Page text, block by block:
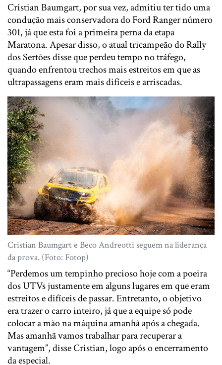
Cristian Baumgart, por sua vez, admitiu ter tido uma
condução mais conservadora do Ford Ranger número
301, já que esta foi a primeira perna da etapa
Maratona. Apesar disso, o atual tricampeão do Rally
dos Sertões disse que perdeu tempo no tráfego,
quando enfrentou trechos mais estreitos em que as
ultrapassagens eram mais difíceis e arriscadas.
Cristian Baumgart e Beco Andreotti seguem na liderança
da prova. (Foto: Fotop)
“Perdemos um tempinho precioso hoje com a poeira
dos UTVs justamente em alguns lugares em que eram
estreitos e difíceis de passar. Entretanto, o objetivo
era trazer o carro inteiro, já que a equipe só pode
colocar a mão na máquina amanhã após a chegada.
Mas amanhã vamos trabalhar para recuperar a
vantagem”, disse Cristian, logo após o encerramento
da especial.